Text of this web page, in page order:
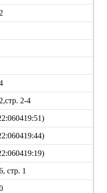
2-4
стр. 1